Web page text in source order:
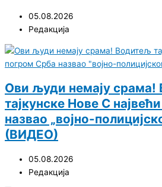
05.08.2026
Редакција
Ови људи немају срама!
тајкунске Нове С
назвао „војно-
(ВИДЕО)
05.08.2026
Редакција